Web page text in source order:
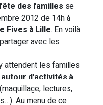
ce week-end
des familles se
2012 de 14h à
Fives à Lille. En voilà
avec les
attendent les familles
d’activités à
(maquillage, lectures,
Au menu de ce